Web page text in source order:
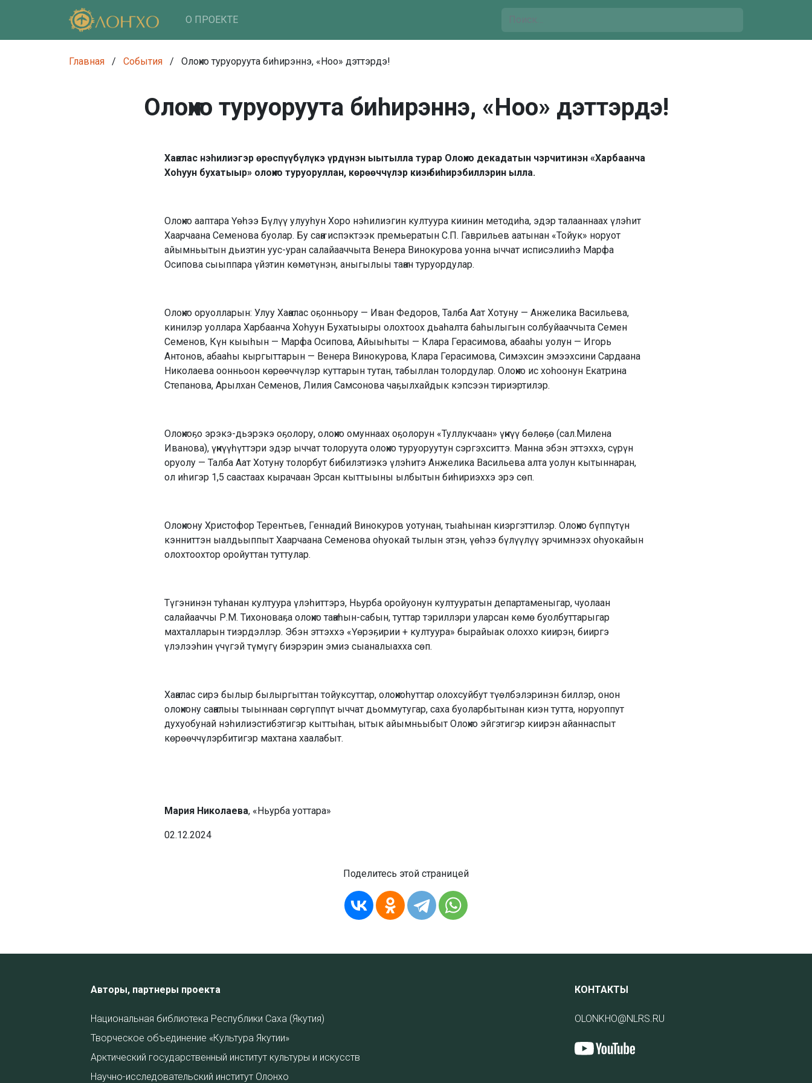
О ПРОЕКТЕ
Главная / События / Олоҥхо туруоруута биһирэннэ, «Ноо» дэттэрдэ!
Олоҥхо туруоруута биһирэннэ, «Ноо» дэттэрдэ!
Хаҥалас нэһилиэгэр өрөспүүбүлүкэ үрдүнэн ыытылла турар Олоҥхо декадатын чэрчитинэн «Харбаанча
Хоһуун бухатыыр» олоҥхо туруоруллан, көрөөччүлэр киэҥ биһирэбиллэрин ылла.
Олоҥхо ааптара Үөһээ Бүлүү улууһун Хоро нэһилиэгин култуура киинин методиһа, эдэр талааннаах үлэһит
Хаарчаана Семенова буолар. Бу саҥа испэктээк премьератын С.П. Гаврильев аатынан «Тойук» норуот
айымньытын дьиэтин уус-уран салайааччыта Венера Винокурова уонна ыччат исписэлииһэ Марфа
Осипова сыыппара үйэтин көмөтүнэн, аныгылыы таҥан туруордулар.
Олоҥхо оруолларын: Улуу Хаҥалас оҕонньору — Иван Федоров, Талба Аат Хотуну — Анжелика Васильева,
кинилэр уоллара Харбаанча Хоһуун Бухатыыры олохтоох дьаһалта баһылыгын солбуйааччыта Семен
Семенов, Күн кыыһын — Марфа Осипова, Айыыһыты — Клара Герасимова, абааһы уолун — Игорь
Антонов, абааһы кыргыттарын — Венера Винокурова, Клара Герасимова, Симэхсин эмээхсини Сардаана
Николаева оонньоон көрөөччүлэр куттарын тутан, табыллан толордулар. Олоҥхо ис хоһоонун Екатрина
Степанова, Арылхан Семенов, Лилия Самсонова чаҕылхайдык кэпсээн тириэртилэр.
Олоҥхоҕо эрэкэ-дьэрэкэ оҕолору, олоҥхо омуннаах оҕолорун «Туллукчаан» үҥкүү бөлөҕө (сал.Милена
Иванова), үҥкүүһүттэри эдэр ыччат толоруута олоҥхо туруоруутун сэргэхситтэ. Манна эбэн эттэххэ, сүрүн
оруолу — Талба Аат Хотуну толорбут бибилэтиэкэ үлэһитэ Анжелика Васильева алта уолун кытыннаран,
ол иһигэр 1,5 саастаах кырачаан Эрсан кыттыыны ылбытын биһириэххэ эрэ сөп.
Олоҥхону Христофор Терентьев, Геннадий Винокуров уотунан, тыаһынан киэргэттилэр. Олоҥхо бүппүтүн
кэнниттэн ыалдьыппыт Хаарчаана Семенова оһуокай тылын этэн, үөһээ бүлүүлүү эрчимнээх оһуокайын
олохтоохтор оройуттан туттулар.
Түгэнинэн туһанан култуура үлэһиттэрэ, Ньурба оройуонун култууратын департаменыгар, чуолаан
салайааччы Р.М. Тихоноваҕа олоҥхо таҥаһын-сабын, туттар тэриллэри уларсан көмө буолбуттарыгар
махталларын тиэрдэллэр. Эбэн эттэххэ «Үөрэҕирии + култуура» бырайыак олоххо киирэн, бииргэ
үлэлээһин үчүгэй түмүгү биэрэрин эмиэ сыаналыахха сөп.
Хаҥалас сирэ былыр былыргыттан тойуксуттар, олоҥхоһуттар олохсуйбут түөлбэлэринэн биллэр, онон
олоҥхону саҥалыы тыыннаан сөргүппүт ыччат дьоммутугар, саха буоларбытынан киэн тутта, норуоппут
духуобунай нэһилиэстибэтигэр кыттыһан, ытык айымньыбыт Олоҥхо эйгэтигэр киирэн айаннаспыт
көрөөччүлэрбитигэр махтана хаалабыт.
Мария Николаева, «Ньурба уоттара»
02.12.2024
Поделитесь этой страницей
Авторы, партнеры проекта
Национальная библиотека Республики Саха (Якутия)
Творческое объединение «Культура Якутии»
Арктический государственный институт культуры и искусств
Научно-исследовательский институт Олонхо
КОНТАКТЫ
OLONKHO@NLRS.RU